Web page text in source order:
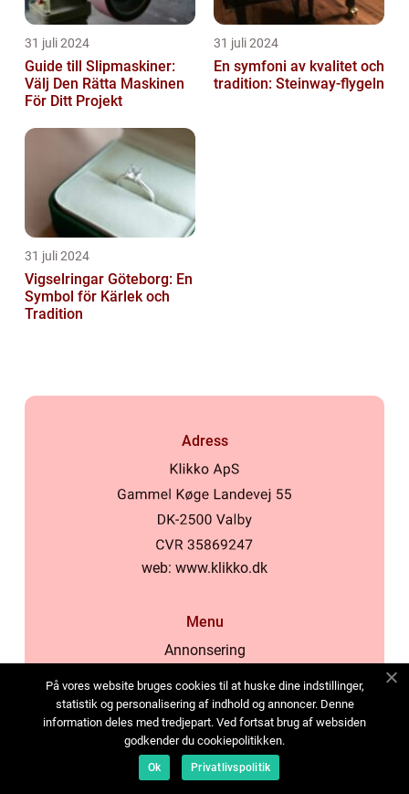
31 juli 2024
Guide till Slipmaskiner:
Välj Den Rätta Maskinen
För Ditt Projekt
31 juli 2024
En symfoni av kvalitet och
tradition: Steinway-flygeln
31 juli 2024
Vigselringar Göteborg: En
Symbol för Kärlek och
Tradition
Adress
web: www.klikko.dk
Menu
Annonsering
Cookies
Kontakta oss
Sitemap
På vores website bruges cookies til at huske dine indstillinger,
statistik og personalisering af indhold og annoncer. Denne
information deles med tredjepart. Ved fortsat brug af websiden
godkender du cookiepolitikken.
Ok Privatlivspolitik